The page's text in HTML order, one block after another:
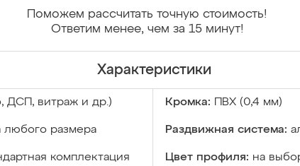
Поможем рассчитать точную стоимость!
Ответим менее, чем за 15 минут!
Характеристики
ДСП, витраж и др.) Кромка: ПВХ (0,4 мм)
любого размера Раздвижная система:
комплектация Цвет профиля: на